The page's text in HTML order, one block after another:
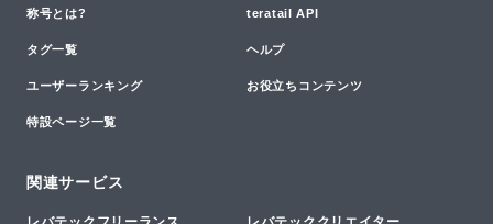
称号とは? teratail API
タグ一覧 ヘルプ
ユーザーランキング お役立ちコンテンツ
特設ページ一覧
関連サービス